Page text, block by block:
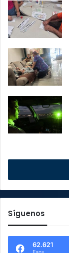
Síguenos
62.621